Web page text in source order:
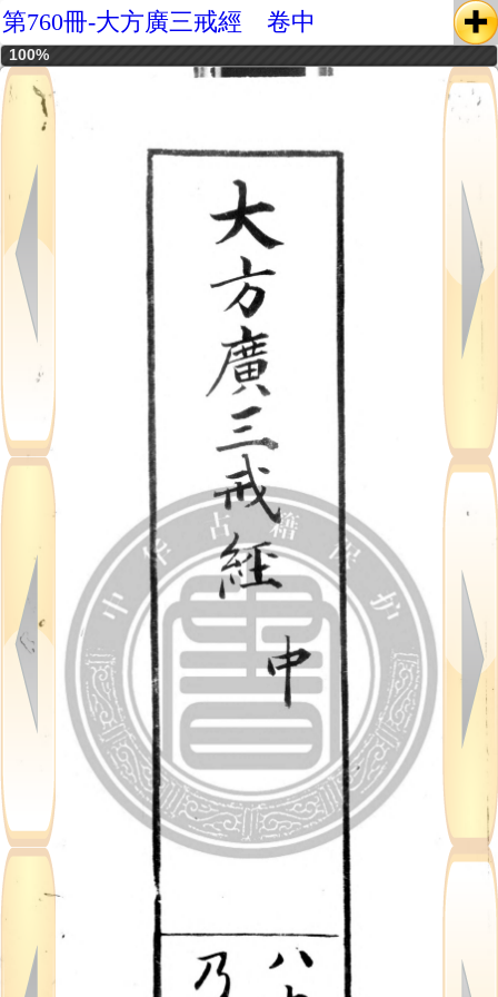
第760冊-大方廣三戒經 卷中
100%